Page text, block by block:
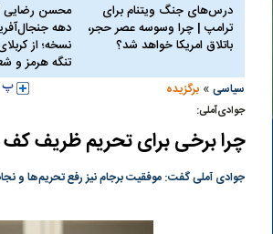
درس‌های جنگ ویتنام برای
ترامپ | چرا وسوسه عصر حجر،
باتلاق امریکا خواهد شد؟
محسن
دهه
تنگه هرمز و
سیاسی » برگزیده
جوادی‌آملی:
چرا برخی برای تحریم ظریف
جوادی آملی گفت: موفقیت برجام نیز رفع تحریم‌ها و
چرا رویای آمریکایی سرنگونی رژیم و
نابودی محور مقاومت تعبیر نشد؟ | پشت
پرده تجارت پهپاد‌ ۱۵۰۰ دلاری که
کمپین